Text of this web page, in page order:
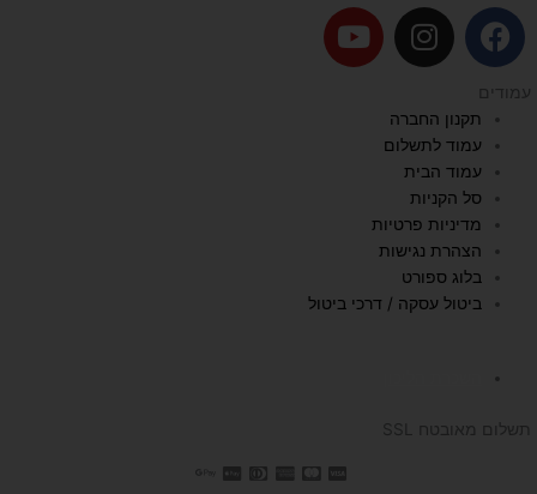
F
a
c
e
b
o
o
k
I
n
t
a
g
r
a
m
Y
o
עמודים
תקנון החברה
עמוד לתשלום
עמוד הבית
סל הקניות
מדיניות פרטיות
הצהרת נגישות
בלוג ספורט
ביטול עסקה / דרכי ביטול
תשלום מאובטח SSL